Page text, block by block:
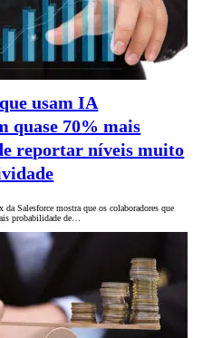
usam IA
quase 70% mais
reportar níveis muito
Salesforce mostra que os colaboradores que
probabilidade de…